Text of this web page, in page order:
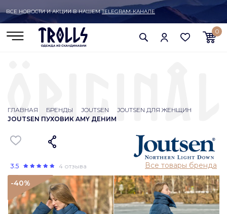
ВСЕ НОВОСТИ И АКЦИИ В НАШЕМTELEGRAM-КАНАЛЕ
0
ГЛАВНАЯ БРЕНДЫ JOUTSEN
JOUTSEN ДЛЯ ЖЕНЩИН
JOUTSEN ПУХОВИК AMY ДЕНИМ
3.5 4 отзыва
Все товары бренда
-40%